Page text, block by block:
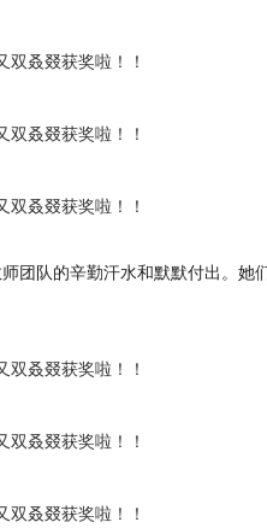
团队的辛勤汗水和默默付出。她